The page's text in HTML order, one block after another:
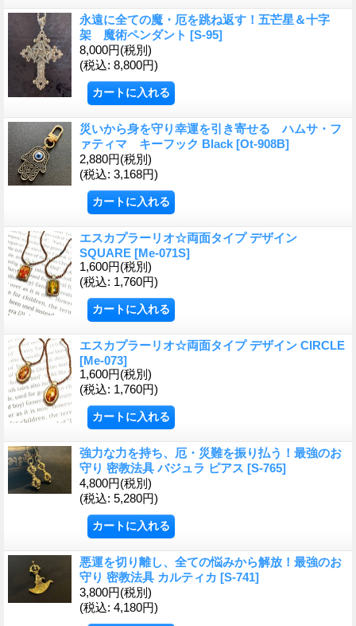
永遠に全ての魔・厄を跳ね返す！五芒星＆十字
架 魔術ペンダント [S-95]
8,000円(税別)
(税込: 8,800円)
災いから身を守り幸運を引き寄せる ハムサ・フ
ァティマ キーフック Black [Ot-908B]
2,880円(税別)
(税込: 3,168円)
エスカプラーリオ☆両面タイプ デザイン
SQUARE [Me-071S]
1,600円(税別)
(税込: 1,760円)
エスカプラーリオ☆両面タイプ デザイン CIRCLE
[Me-073]
1,600円(税別)
(税込: 1,760円)
強力な力を持ち、厄・災難を振り払う！最強のお
守り 密教法具 バジュラ ピアス [S-765]
4,800円(税別)
(税込: 5,280円)
悪運を切り離し、全ての悩みから解放！最強のお
守り 密教法具 カルティカ [S-741]
3,800円(税別)
(税込: 4,180円)